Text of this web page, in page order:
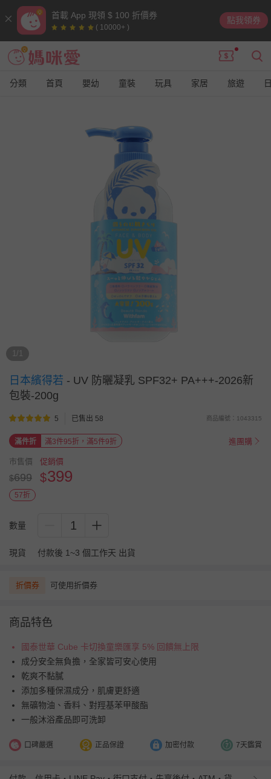
首載 App 現領 $ 100 折價券
( 10000+ )
點我領券
分類 首頁 嬰幼 童裝 玩具 家居 旅遊
1/1
日本繽得若 - UV 防曬凝乳 SPF32+ PA+++-2026新
包裝-200g
5 已售出 58 商品編號：1043315
滿件折 滿3件95折，滿5件9折 進團購
市售價
$699
促銷價
$399
57折
數量 1
現貨 付款後 1~3 個工作天 出貨
折價券 可使用折價券
商品特色
國泰世華 Cube 卡切換童樂匯享 5% 回饋無上限
成分安全無負擔，全家皆可安心使用
乾爽不黏膩
添加多種保濕成分，肌膚更舒適
無礦物油、香料、對羥基苯甲酸酯
一般沐浴產品即可洗卸
口碑嚴選 正品保證 加密付款 7天鑑賞